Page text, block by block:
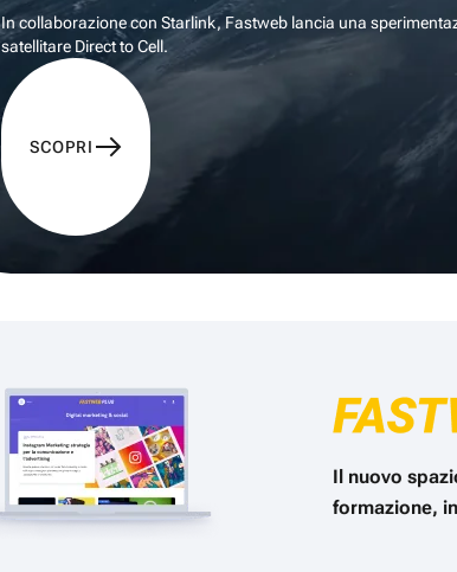
In collaborazione con Starlink, Fastweb lancia una
satellitare Direct to Cell.
SCOPRI
Il nuovo
formazione,